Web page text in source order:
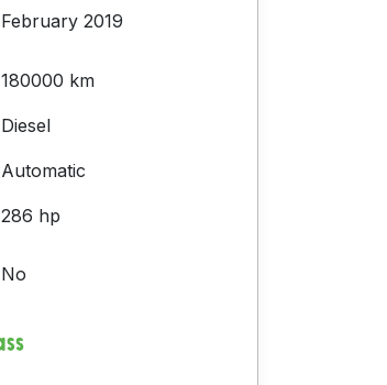
February 2019
180000 km
Diesel
Automatic
286 hp
No